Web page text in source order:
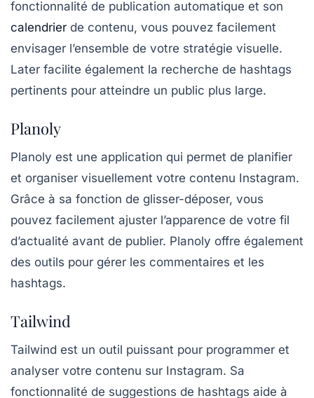
fonctionnalité de publication automatique et son
calendrier de contenu, vous pouvez facilement
envisager l’ensemble de votre stratégie visuelle.
Later facilite également la recherche de hashtags
pertinents pour atteindre un public plus large.
Planoly
Planoly est une application qui permet de planifier
et organiser visuellement votre contenu Instagram.
Grâce à sa fonction de glisser-déposer, vous
pouvez facilement ajuster l’apparence de votre fil
d’actualité avant de publier. Planoly offre également
des outils pour gérer les commentaires et les
hashtags.
Tailwind
Tailwind est un outil puissant pour programmer et
analyser votre contenu sur Instagram. Sa
fonctionnalité de suggestions de hashtags aide à